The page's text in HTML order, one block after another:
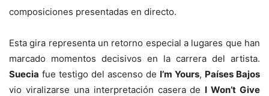
composiciones presentadas en directo.
Esta gira representa un retorno especial a lugares que han
marcado momentos decisivos en la carrera del artista.
Suecia fue testigo del ascenso de I’m Yours, Países Bajos
vio viralizarse una interpretación casera de I Won’t Give